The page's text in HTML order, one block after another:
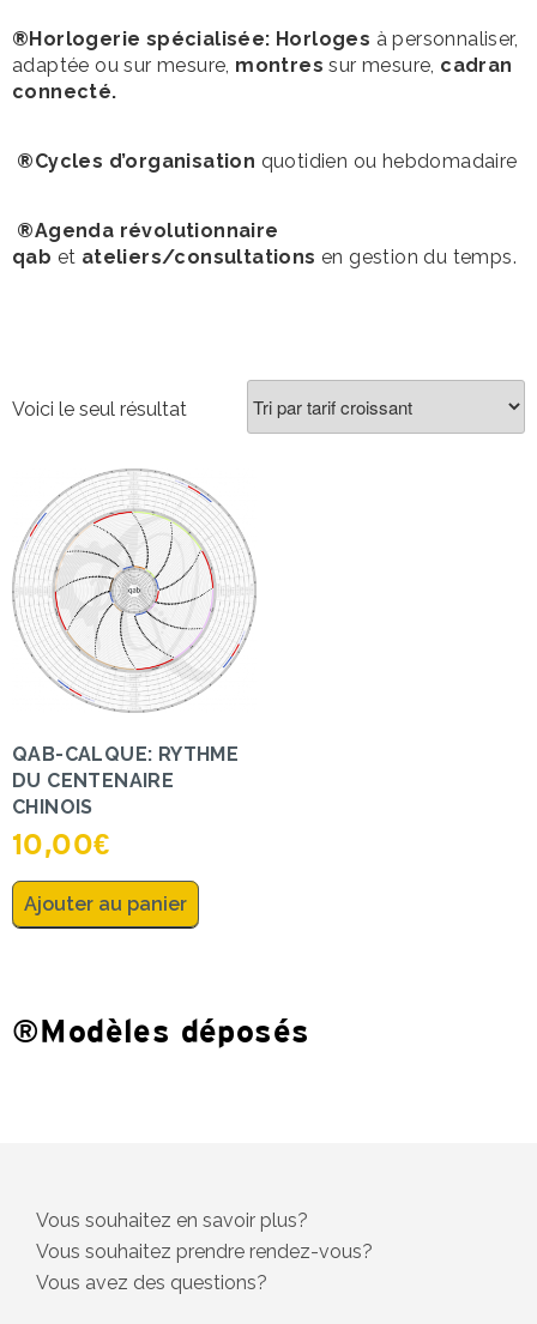
®Horlogerie spécialisée: Horloges à personnaliser,
adaptée ou sur mesure, montressur mesure, cadran
connecté.
®Cycles d’organisation quotidien ou hebdomadaire
®Agenda révolutionnaire
qab et ateliers/consultations en gestion du temps.
Voici le seul résultat
QAB-CALQUE: RYTHME
DU CENTENAIRE
CHINOIS
10,00€
Ajouter au panier
®Modèles déposés
Vous souhaitez en savoir plus?
Vous souhaitez prendre rendez-vous?
Vous avez des questions?